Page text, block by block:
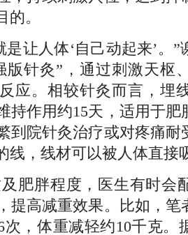
的。
是让人体‘自己动起来’。
版针灸”，通过刺激天枢
应。相较针灸而言，埋
持作用约15天，适用于肥
到院针灸治疗或对疼痛耐
线，线材可以被人体直接
肥胖程度，医生有时会
提高减重效果。比如，
次，体重减轻约10千克。